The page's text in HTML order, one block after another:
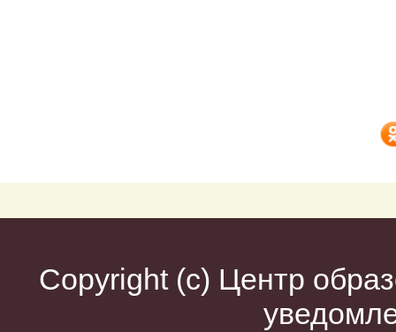
Copyright (c) Центр